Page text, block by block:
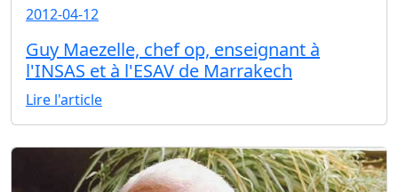
2012-04-12
Guy Maezelle, chef op, enseignant à
l'INSAS et à l'ESAV de Marrakech
Lire l'article